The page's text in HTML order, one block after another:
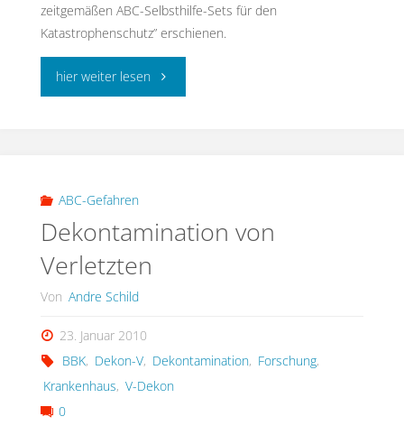
zeitgemäßen ABC-Selbsthilfe-Sets für den
Katastrophenschutz” erschienen.
hier weiter lesen"ABC-
ABC-Gefahren
Dekontamination von
Verletzten
Von Andre Schild
23. Januar 2010
BBK, Dekon-V, Dekontamination, Forschung,
Krankenhaus, V-Dekon
0